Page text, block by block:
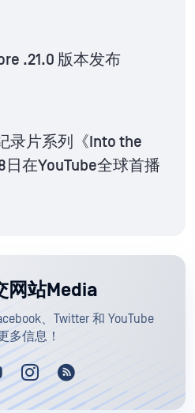
.21.0 版本发布
录片系列《Into the
在YouTube全球首播
网站Media
、Twitter 和 YouTube
多信息！